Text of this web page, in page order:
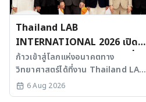
Thailand LAB
INTERNATIONAL 2026 เปิด
เวที AI รวม 3 งานใหญ่ ขับเคลื่อน
ไทยสู่ศูนย์กลางนวัตกรรมอาเซียน
ก้าวเข้าสู่โลกแห่งอนาคตทาง
วิทยาศาสตร์ได้ที่งาน Thailand LAB
INTERNATIONAL 2026
6 Aug 2026